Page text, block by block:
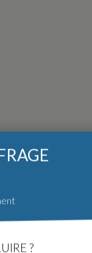
?